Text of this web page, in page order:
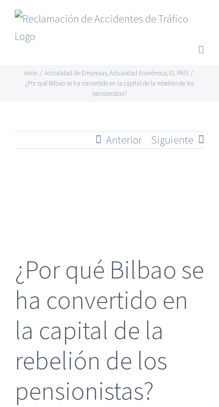
Saltar
contenido
Inicio / Actualidad de Empresas,Actualidad Económica, EL PAÍS /
¿Por qué Bilbao se ha convertido en la capital de la rebelión de los
pensionistas?
Anterior Siguiente
¿Por qué Bilbao se
ha convertido en
la capital de la
rebelión de los
pensionistas?